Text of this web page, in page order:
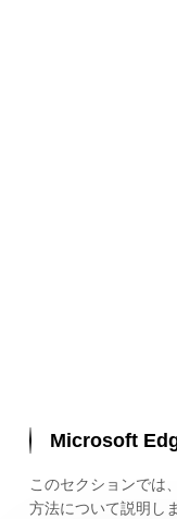
Microsoft
このセクションでは
方法について説明し